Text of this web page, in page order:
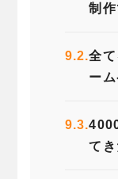
制
9.2.全
ー
9.3.
て